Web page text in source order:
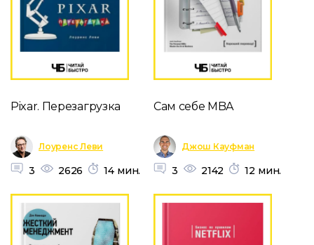
Pixar. Перезагрузка
Лоуренс Леви
3 2626 14 мин.
Сам себе MBA
Джош Кауфман
3 2142 12 мин.